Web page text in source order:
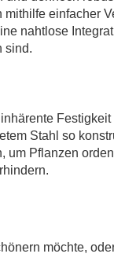
einfacher
nahtlose
sind.
Stahl so
Pflanzen
möchte,